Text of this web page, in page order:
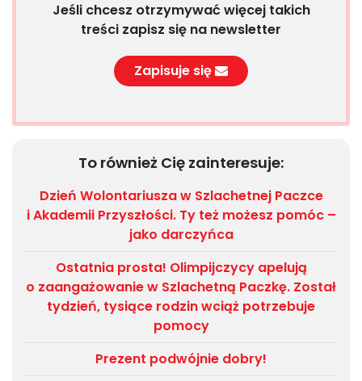
Jeśli chcesz otrzymywać więcej takich
treści zapisz się na newsletter
Zapisuje się
To również Cię zainteresuje:
Dzień Wolontariusza w Szlachetnej Paczce
i Akademii Przyszłości. Ty też możesz pomóc –
jako darczyńca
Ostatnia prosta! Olimpijczycy apelują
o zaangażowanie w Szlachetną Paczkę. Został
tydzień, tysiące rodzin wciąż potrzebuje
pomocy
Prezent podwójnie dobry!